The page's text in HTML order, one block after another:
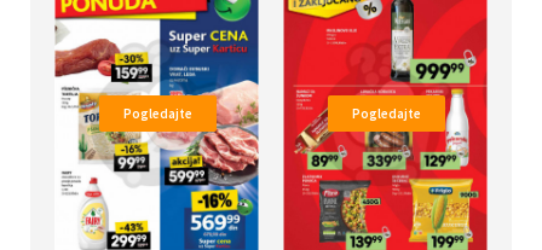
Pogledajte Pogledajte